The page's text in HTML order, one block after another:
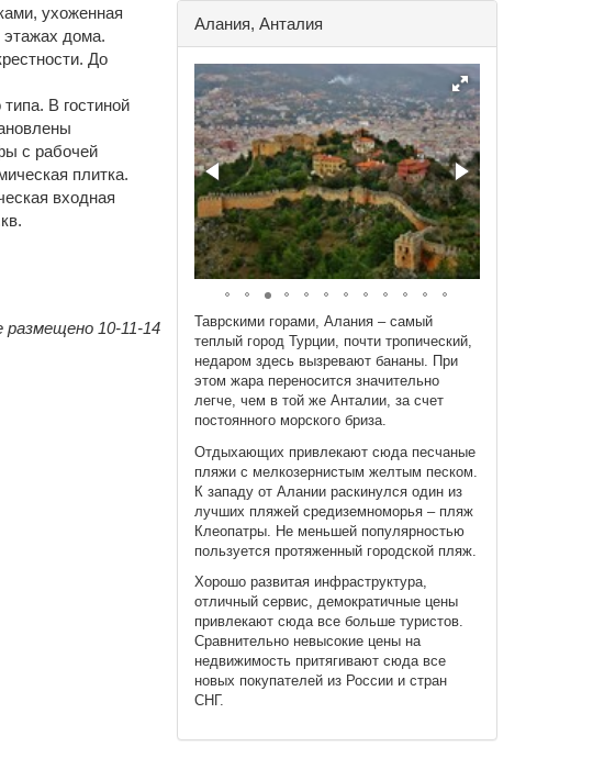
ухоженная
дома.
До
В гостиной
с рабочей
плитка.
входная
размещено 10-11-14
Алания, Анталия
Таврскими горами, Алания – самый
теплый город Турции, почти тропический,
недаром здесь вызревают бананы. При
этом жара переносится значительно
легче, чем в той же Анталии, за счет
постоянного морского бриза.
Отдыхающих привлекают сюда песчаные
пляжи с мелкозернистым желтым песком.
К западу от Алании раскинулся один из
лучших пляжей средиземноморья – пляж
Клеопатры. Не меньшей популярностью
пользуется протяженный городской пляж.
Хорошо развитая инфраструктура,
отличный сервис, демократичные цены
привлекают сюда все больше туристов.
Сравнительно невысокие цены на
недвижимость притягивают сюда все
новых покупателей из России и стран
СНГ.